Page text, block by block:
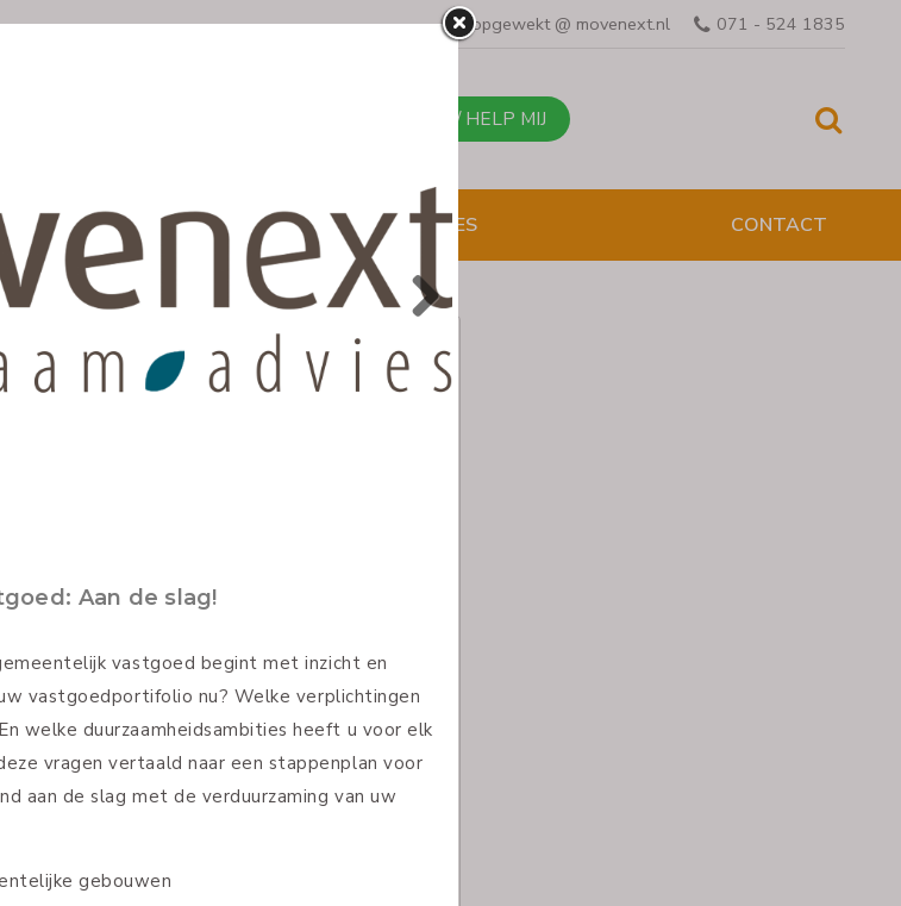
opgewekt @ movenext.nl 071 - 524 1835
BEL MIJ / HELP MIJ
PROJECTEN OVER ONS TIPS PRESENTATIES
Gemeentelijk vastgoed:
Aan de slag!
vastgoed? En welke
elk gebouw? MoveNext heeft deze
vragen vertaald naar een
stappenplan voor inventarisatie om
voortvarend aan de slag met de
verduurzaming van uw
Maak een lijst van